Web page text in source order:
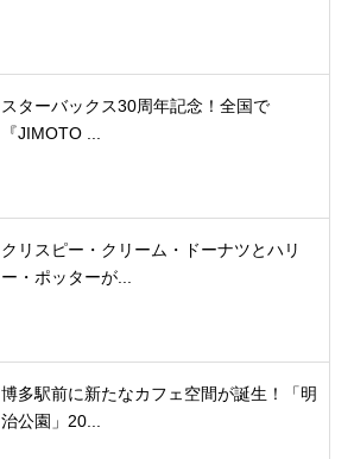
スターバックス30周年記念！全国で
『JIMOTO ...
クリスピー・クリーム・ドーナツとハリ
ー・ポッターが...
博多駅前に新たなカフェ空間が誕生！「明
治公園」20...